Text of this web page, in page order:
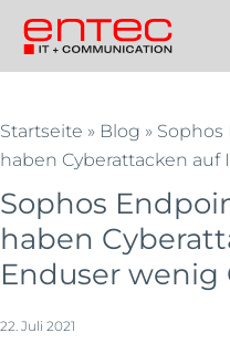
Zum
Inhalt
springen
Entec
|
Outsourcing
und
Cloud
Schweiz
Kontakt Suchen
Startseite » Blog » Sophos
haben Cyberattacken
Sophos
haben
Enduser wenig
22. Juli 2021